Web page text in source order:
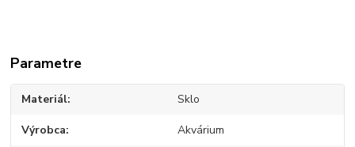
Parametre
Materiál Sklo
Výrobca Akvárium